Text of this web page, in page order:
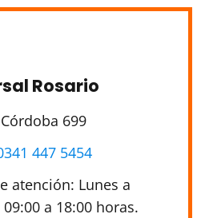
Rosario
699
447 5454
atención: Lunes a
a 18:00 horas.